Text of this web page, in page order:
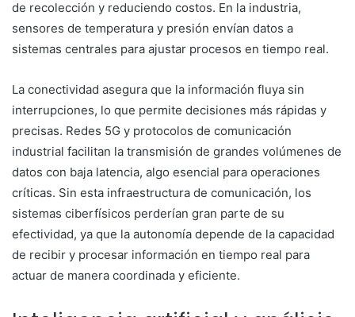
de recolección y reduciendo costos. En la industria,
sensores de temperatura y presión envían datos a
sistemas centrales para ajustar procesos en tiempo real.
La conectividad asegura que la información fluya sin
interrupciones, lo que permite decisiones más rápidas y
precisas. Redes 5G y protocolos de comunicación
industrial facilitan la transmisión de grandes volúmenes de
datos con baja latencia, algo esencial para operaciones
críticas. Sin esta infraestructura de comunicación, los
sistemas ciberfísicos perderían gran parte de su
efectividad, ya que la autonomía depende de la capacidad
de recibir y procesar información en tiempo real para
actuar de manera coordinada y eficiente.